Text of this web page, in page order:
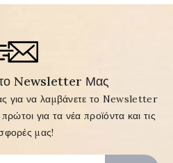
Newsletter Μας
για να λαμβάνετε το Newsletter
για τα νέα προϊόντα και τις
μας!